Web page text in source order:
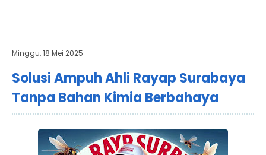
Minggu, 18 Mei 2025
Solusi Ampuh Ahli Rayap Surabaya
Tanpa Bahan Kimia Berbahaya